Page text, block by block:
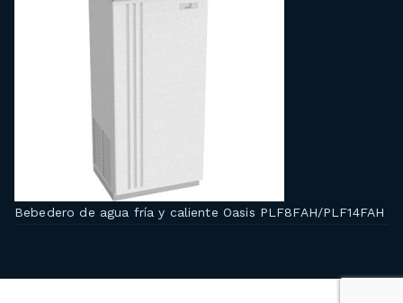
Bebedero de agua fría y caliente Oasis PLF8FAH/PLF14FAH